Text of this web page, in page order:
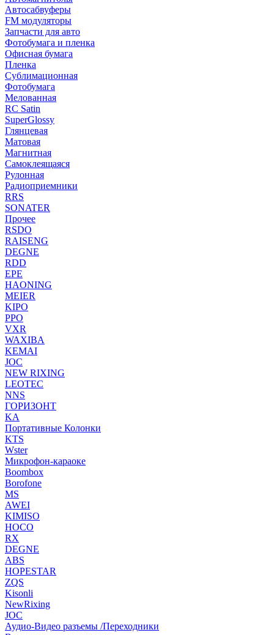
Автосабвуферы
FM модуляторы
Запчасти для авто
Фотобумага и пленка
Офисная бумага
Пленка
Сублимационная
Фотобумага
Мелованная
RC Satin
SuperGlossy
Глянцевая
Матовая
Магнитная
Самоклеящаяся
Рулонная
Радиоприемники
RRS
SONATER
Прочее
RSDO
RAISENG
DEGNE
RDD
EPE
HAONING
MEIER
KIPO
PPO
VXR
WAXIBA
KEMAI
JOC
NEW RIXING
LEOTEC
NNS
ГОРИЗОНТ
KA
Портативные Колонки
KTS
Wster
Микрофон-караоке
Boombox
Borofone
MS
AWEI
KIMISO
HOCO
RX
DEGNE
ABS
HOPESTAR
ZQS
Kisonli
NewRixing
JOC
Аудио-Видео разъемы /Переходники